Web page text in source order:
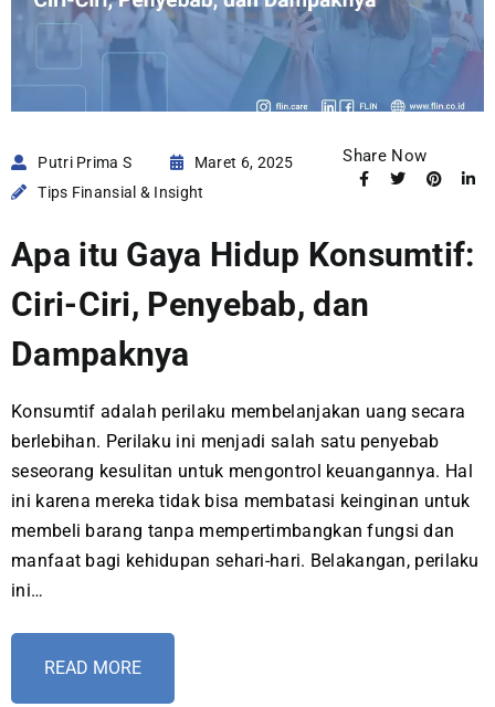
Putri Prima S
Maret 6, 2025
Tips Finansial & Insight
Share Now
Apa itu Gaya Hidup Konsumtif:
Ciri-Ciri, Penyebab, dan
Dampaknya
Konsumtif adalah perilaku membelanjakan uang secara
berlebihan. Perilaku ini menjadi salah satu penyebab
seseorang kesulitan untuk mengontrol keuangannya. Hal
ini karena mereka tidak bisa membatasi keinginan untuk
membeli barang tanpa mempertimbangkan fungsi dan
manfaat bagi kehidupan sehari-hari. Belakangan, perilaku
ini…
READ MORE